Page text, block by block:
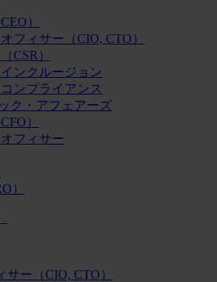
）
フィサー（CIO, CTO）
CSR）
ンクルージョン
ンプライアンス
ク・アフェアーズ
）
フィサー
）
ー（CIO, CTO）